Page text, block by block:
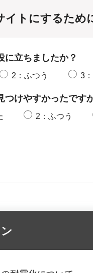
イトにするため
に立ちましたか？
2：ふつう 3
つけやすかったです
2：ふつう